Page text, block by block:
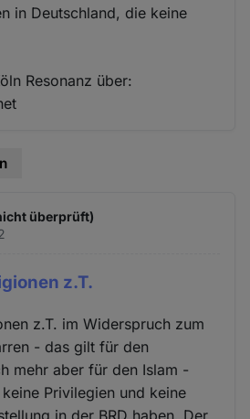
in Deutschland, die keine
Resonanz über:
überprüft)
z.T.
z.T. im Widerspruch zum
- das gilt für den
mehr aber für den Islam -
Privilegien und keine